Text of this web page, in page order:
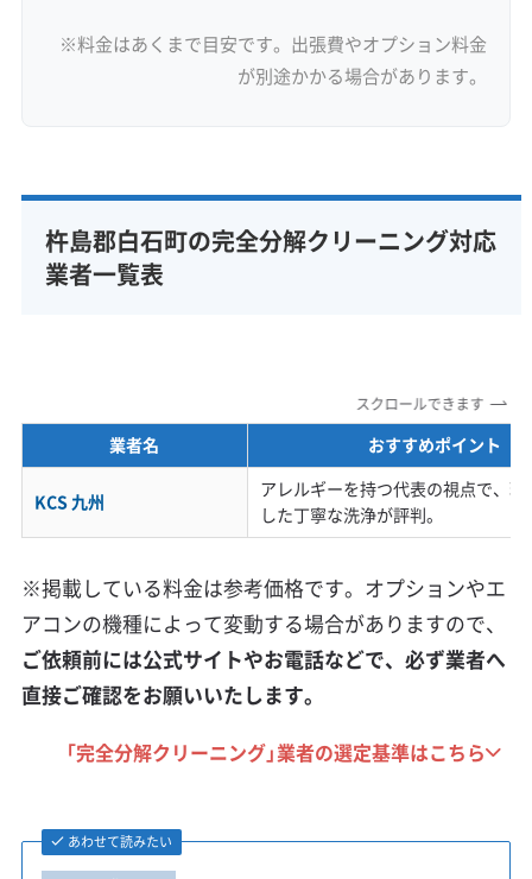
※料金はあくまで目安です。出張費やオプション料金
が別途かかる場合があります。
杵島郡白石町の完全分解クリーニング対応
業者一覧表
スクロールできます
業者名 おすすめポイント
KCS 九州
アレルギーを持つ代表の視点で、
した丁寧な洗浄が評判。
※掲載している料金は参考価格です。オプションやエ
アコンの機種によって変動する場合がありますので、
ご依頼前には公式サイトやお電話などで、必ず業者へ
直接ご確認をお願いいたします。
「完全分解クリーニング」業者の選定基準はこちら
あわせて読みたい